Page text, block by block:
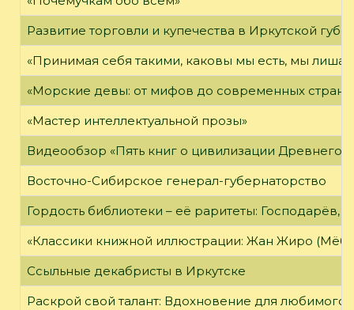
Развитие торговли и купечества в Иркутской
«Принимая себя такими, каковы мы есть, мы
«Морские девы: от мифов до современных
«Мастер интеллектуальной прозы»
Видеообзор «Пять книг о цивилизации Древнего
Восточно-Сибирское генерал-губернаторство
Гордость библиотеки – её раритеты:
«Классики книжной иллюстрации: Жан Жиро
Ссыльные декабристы в Иркутске
Раскрой свой талант: Вдохновение для любимого